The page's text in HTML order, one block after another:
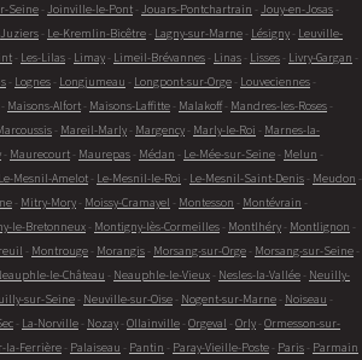
Seine - Joinville-le-Pont - Jouars-Pontchartrain - Jouy-en-Josas -
Juziers - Le-Kremlin-Bicêtre - Lagny-sur-Marne - Lésigny - Leuville-
- Les-Lilas - Limay - Limeil-Brévannes - Linas - Lisses - Livry-Gargan -
- Lognes - Longjumeau - Longpont-sur-Orge - Louveciennes -
- Maisons-Alfort - Maisons-Laffitte - Malakoff - Mandres-les-Roses -
- Mareil-Marly - Margency - Marly-le-Roi - Marnes-la-
- Maurecourt - Maurepas - Médan - Le-Mée-sur-Seine - Melun -
Le-Mesnil-Amelot - Le-Mesnil-le-Roi - Le-Mesnil-Saint-Denis - Meudon -
- Mitry-Mory - Moissy-Cramayel - Montesson - Montévrain -
le-Bretonneux - Montigny-lès-Cormeilles - Montlhéry - Montlignon -
- Montrouge - Morangis - Morsang-sur-Orge - Morsang-sur-Seine -
le-Château - Neauphle-le-Vieux - Nesles-la-Vallée - Neuilly-
sur-Seine - Neuville-sur-Oise - Nogent-sur-Marne - Noiseau -
- La-Norville - Nozay - Ollainville - Orgeval - Orly - Ormesson-sur-
la-Ferrière - Palaiseau - Pantin - Paray-Vieille-Poste - Paris - Parmain